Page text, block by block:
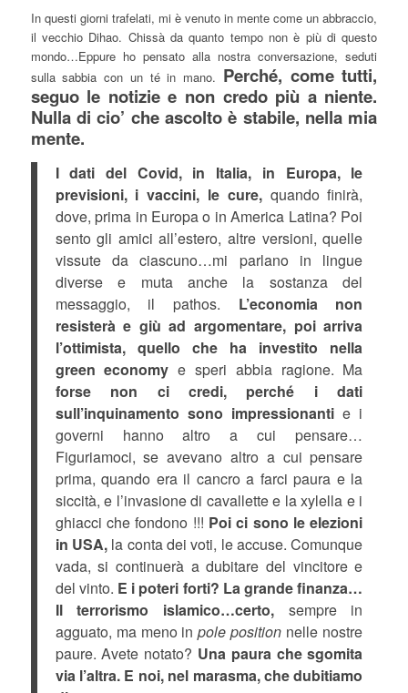
In questi giorni trafelati, mi è venuto in mente come un abbraccio,
il vecchio Dihao. Chissà da quanto tempo non è più di questo
mondo…Eppure ho pensato alla nostra conversazione, seduti
sulla sabbia con un té in mano. Perché, come tutti,
seguo le notizie e non credo più a niente.
Nulla di cio’ che ascolto è stabile, nella mia
mente.
I dati del Covid, in Italia, in Europa, le
previsioni, i vaccini, le cure,quando finirà,
dove, prima in Europa o in America Latina? Poi
sento gli amici all’estero, altre versioni, quelle
vissute da ciascuno…mi parlano in lingue
diverse e muta anche la sostanza del
messaggio, il pathos. L’economia non
resisterà e giù ad argomentare, poi arriva
l’ottimista, quello che ha investito nella
green economy e speri abbia ragione. Ma
forse non ci credi, perché i dati
sull’inquinamento sono impressionantie i
governi hanno altro a cui pensare…
Figuriamoci, se avevano altro a cui pensare
prima, quando era il cancro a farci paura e la
siccità, e l’invasione di cavallette e la xylella e i
ghiacci che fondono !!! Poi ci sono le elezioni
in USA,la conta dei voti, le accuse. Comunque
vada, si continuerà a dubitare del vincitore e
del vinto. E i poteri forti? La grande finanza…
Il terrorismo islamico…certo,sempre in
agguato, ma meno inpole position nelle nostre
paure. Avete notato? Una paura che sgomita
via l’altra. E noi, nel marasma, che dubitiamo